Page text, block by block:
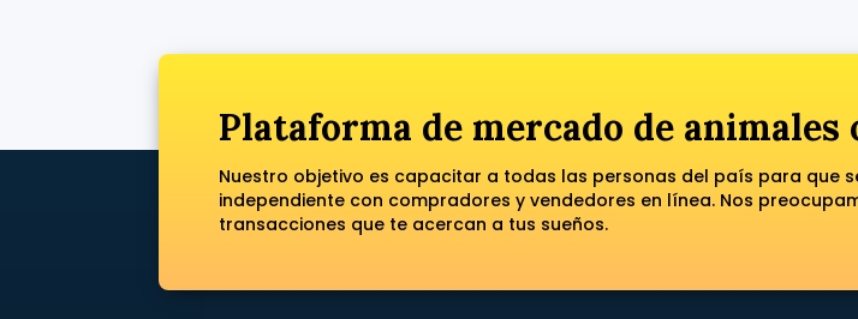
Plataforma de mercado de animales
Nuestro objetivo es capacitar a todas las personas del país para que
independiente con compradores y vendedores en línea. Nos
transacciones que te acercan a tus sueños.